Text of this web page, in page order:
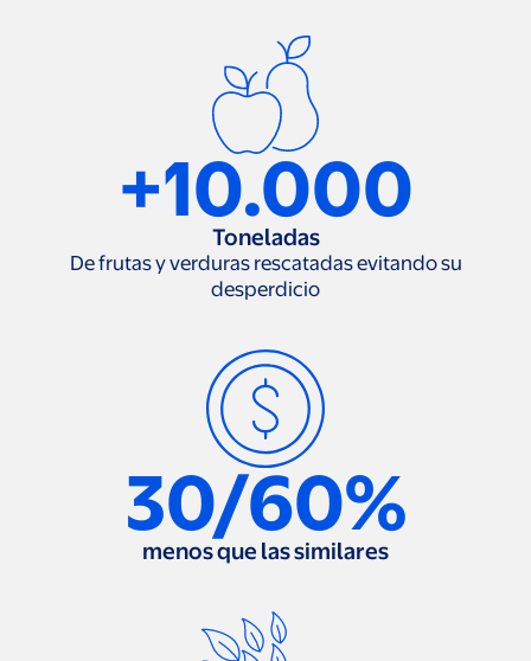
+10.000
Toneladas
De frutas y verduras rescatadas evitando su
desperdicio
30/60%
menos que las similares